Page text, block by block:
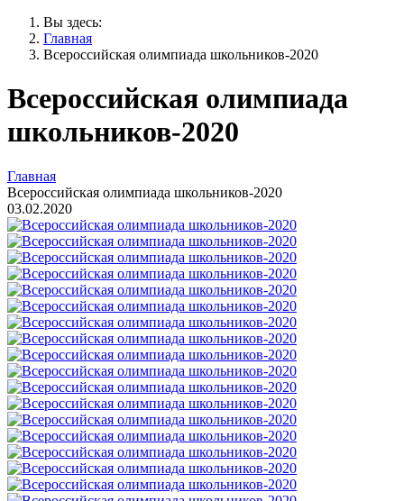
Вы здесь:
Главная
Всероссийская олимпиада школьников-2020
Всероссийская олимпиада
школьников-2020
Главная
Всероссийская олимпиада школьников-2020
03.02.2020